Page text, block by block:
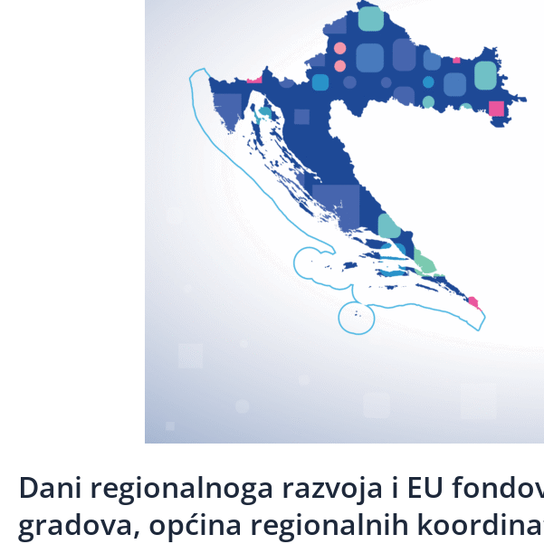
Dani regionalnoga razvoja i EU
gradova, općina regionalnih